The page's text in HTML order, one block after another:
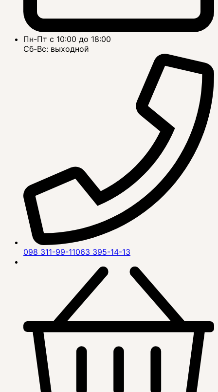
Пн-Пт с 10:00 до 18:00
Сб-Вс: выходной
098 311-99-11063 395-14-13